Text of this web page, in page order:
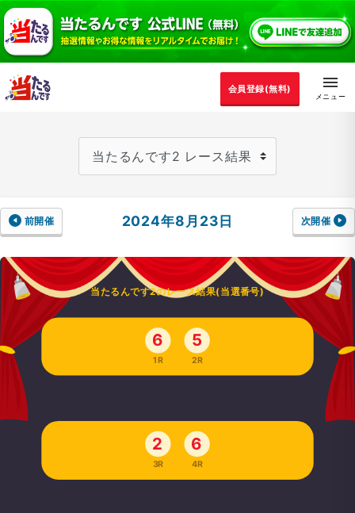
会員登録(無料)
前開催 2024年8月23日 次開催
当たるんです2のレース結果(当選番号)
6
1R
5
2R
2
3R
6
4R